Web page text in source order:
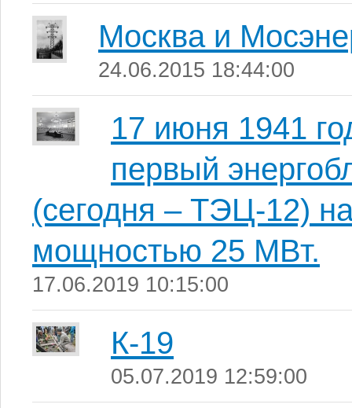
Москва и
24.06.2015 18:44:00
17 июня 1941
первый
(сегодня – ТЭЦ-12)
мощностью 25 МВт.
17.06.2019 10:15:00
К-19
05.07.2019 12:59:00